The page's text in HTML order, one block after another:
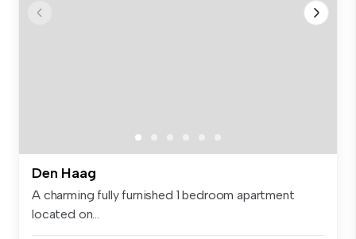
Den Haag
A charming fully furnished 1 bedroom apartment
located on...